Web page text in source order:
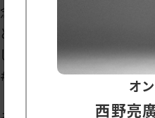
念なラグジュアリーもどき
と呼ばれるサービスの値
#まだまだ修行中の身で
オ
西野亮